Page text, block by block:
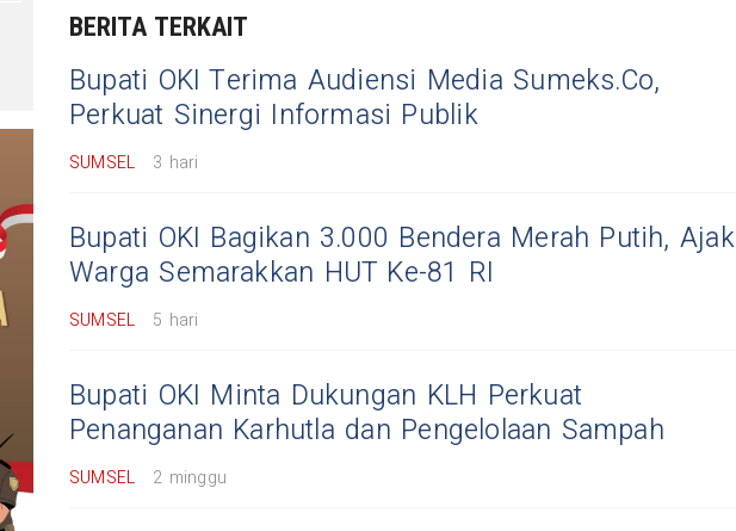
BERITA TERKAIT
Bupati OKI Terima Audiensi Media Sumeks.Co,
Perkuat Sinergi Informasi Publik
SUMSEL 3 hari
Bupati OKI Bagikan 3.000 Bendera Merah Putih, Ajak
Warga Semarakkan HUT Ke-81 RI
SUMSEL 5 hari
Bupati OKI Minta Dukungan KLH Perkuat
Penanganan Karhutla dan Pengelolaan Sampah
SUMSEL 2 minggu